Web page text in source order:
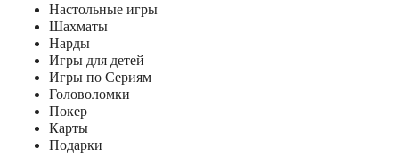
Настольные игры
Шахматы
Нарды
Игры для детей
Игры по Сериям
Головоломки
Покер
Карты
Подарки